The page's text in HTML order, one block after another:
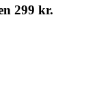
299 kr.